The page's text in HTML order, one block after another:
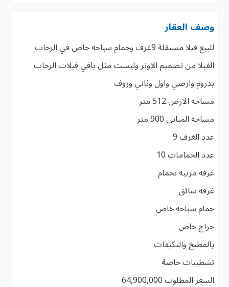
وصف العقار
للبيع فيلا مستقلة 9غرف وحمام سباحه خاص في الرحاب
الفيلا من تصميم الاونر وليست مثل باقي فيلات الرحاب
بدروم وارضي واول وثاني وروف
مساحه الارض 512 متر
مساحه المباني 900 متر
عدد الغرف 9
عدد الحمامات 10
غرفه مربيه بحمام
غرفه سائق
حمام سباحه خاص
جراج خاص
بالمطبخ والتكيفات
تشطيبات خاصة
السعر المطلوب 64,900,000